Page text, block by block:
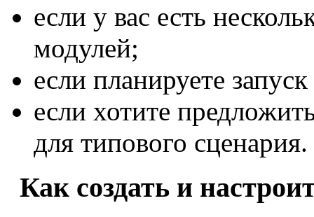
если у вас есть
модулей;
если планируете
если хотите
для типового сценария.
Как создать и